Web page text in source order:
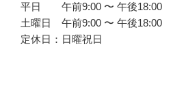
平日 午前9:00 〜 午後18:00
土曜日 午前9:00 〜 午後18:00
定休日：日曜祝日